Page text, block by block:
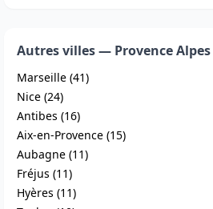
Autres villes — Provence
Marseille (41)
Nice (24)
Antibes (16)
Aix-en-Provence (15)
Aubagne (11)
Fréjus (11)
Hyères (11)